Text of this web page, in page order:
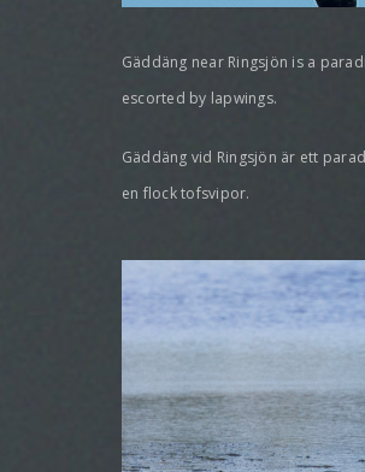
Gäddäng near Ringsjön is a
escorted by lapwings.
Gäddäng vid Ringsjön är ett
en flock tofsvipor.